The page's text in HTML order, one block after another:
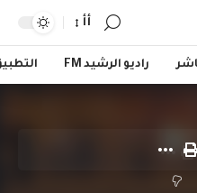
أأ
راديو الرشيد FM